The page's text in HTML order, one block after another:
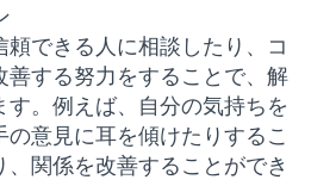
頼できる人に相談したり、コ
善する努力をすることで、解
。例えば、自分の気持ちを
意見に耳を傾けたりするこ
関係を改善することができ